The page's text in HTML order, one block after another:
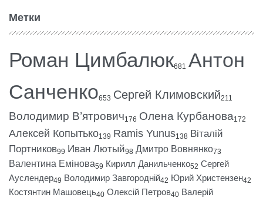
Метки
Роман Цимбалюк681 Антон
Санченко653 Сергей Климовский211
Володимир В’ятрович176 Олена Курбанова172
Алексей Копытько139 Ramis Yunus138 Віталій
Портников99 Иван Лютый98 Дмитро Вовнянко73
Валентина Емінова59 Кирилл Данильченко52 Сергей
Ауслендер49 Володимир Завгородній42 Юрий Христензен42
Костянтин Машовець40 Олексій Петров40 Валерій